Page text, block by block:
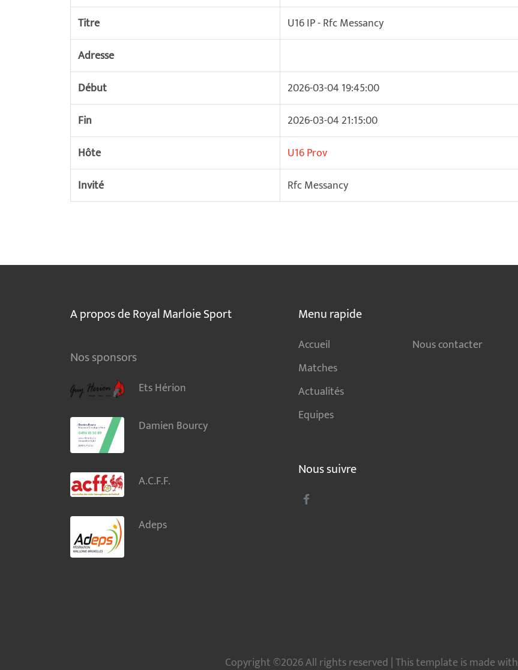
Titre
U16 IP - Rfc Messancy
Adresse
Début
2026-03-04 19:45:00
Fin
2026-03-04 21:15:00
Hôte
U16 Prov
Invité
Rfc Messancy
A propos de Royal Marloie Sport
Nos sponsors
Ets Hérion
Damien Bourcy
A.C.F.F.
Adeps
Menu rapide
Accueil
Matches
Actualités
Equipes
Nous contacter
Nous suivre
Copyright ©2026 All rights reserved | This template is made with